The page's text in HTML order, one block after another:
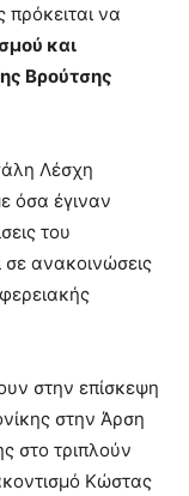
να
και
Βρούτσης
Λέσχη
όσα έγιναν
του
σε ανακοινώσεις
στην επίσκεψη
στην Άρση
στο τριπλούν
Κώστας